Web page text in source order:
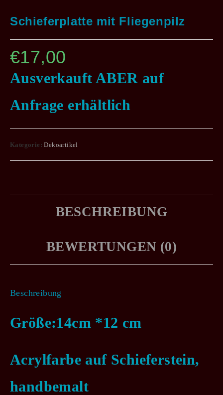
Schieferplatte mit Fliegenpilz
€17,00
Ausverkauft ABER auf
Anfrage erhältlich
Kategorie:Dekoartikel
BESCHREIBUNG
BEWERTUNGEN (0)
Beschreibung
Größe:14cm *12 cm
Acrylfarbe auf Schieferstein,
handbemalt